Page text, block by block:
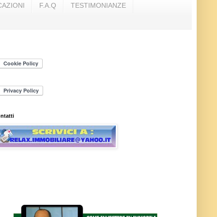
F.A.Q TESTIMONIANZE